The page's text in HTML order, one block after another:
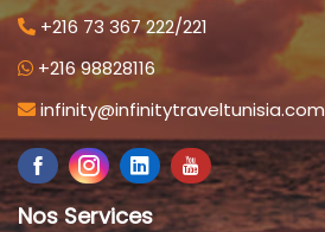
+216 73 367 222/221
+216 98828116
infinity@infinitytraveltunisia.com
Nos Services